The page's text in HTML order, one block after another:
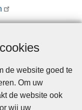
de website goed te
Om uw
de website ook
wij uw